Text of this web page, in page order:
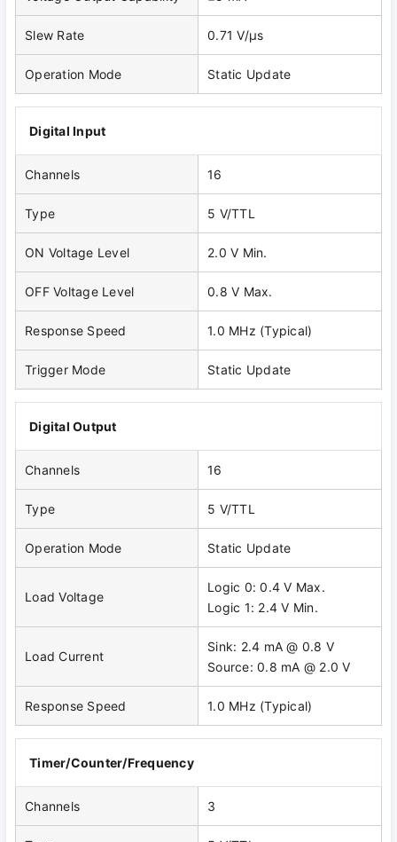
Slew Rate 0.71 V/μs
Operation Mode Static Update
Digital Input
Channels 16
Type 5 V/TTL
ON Voltage Level 2.0 V Min.
OFF Voltage Level 0.8 V Max.
Response Speed 1.0 MHz (Typical)
Trigger Mode Static Update
Digital Output
Channels 16
Type 5 V/TTL
Operation Mode Static Update
Load Voltage
Logic 0: 0.4 V Max.
Logic 1: 2.4 V Min.
Load Current
Sink: 2.4 mA @ 0.8 V
Source: 0.8 mA @ 2.0 V
Response Speed 1.0 MHz (Typical)
Timer/Counter/Frequency
Channels 3